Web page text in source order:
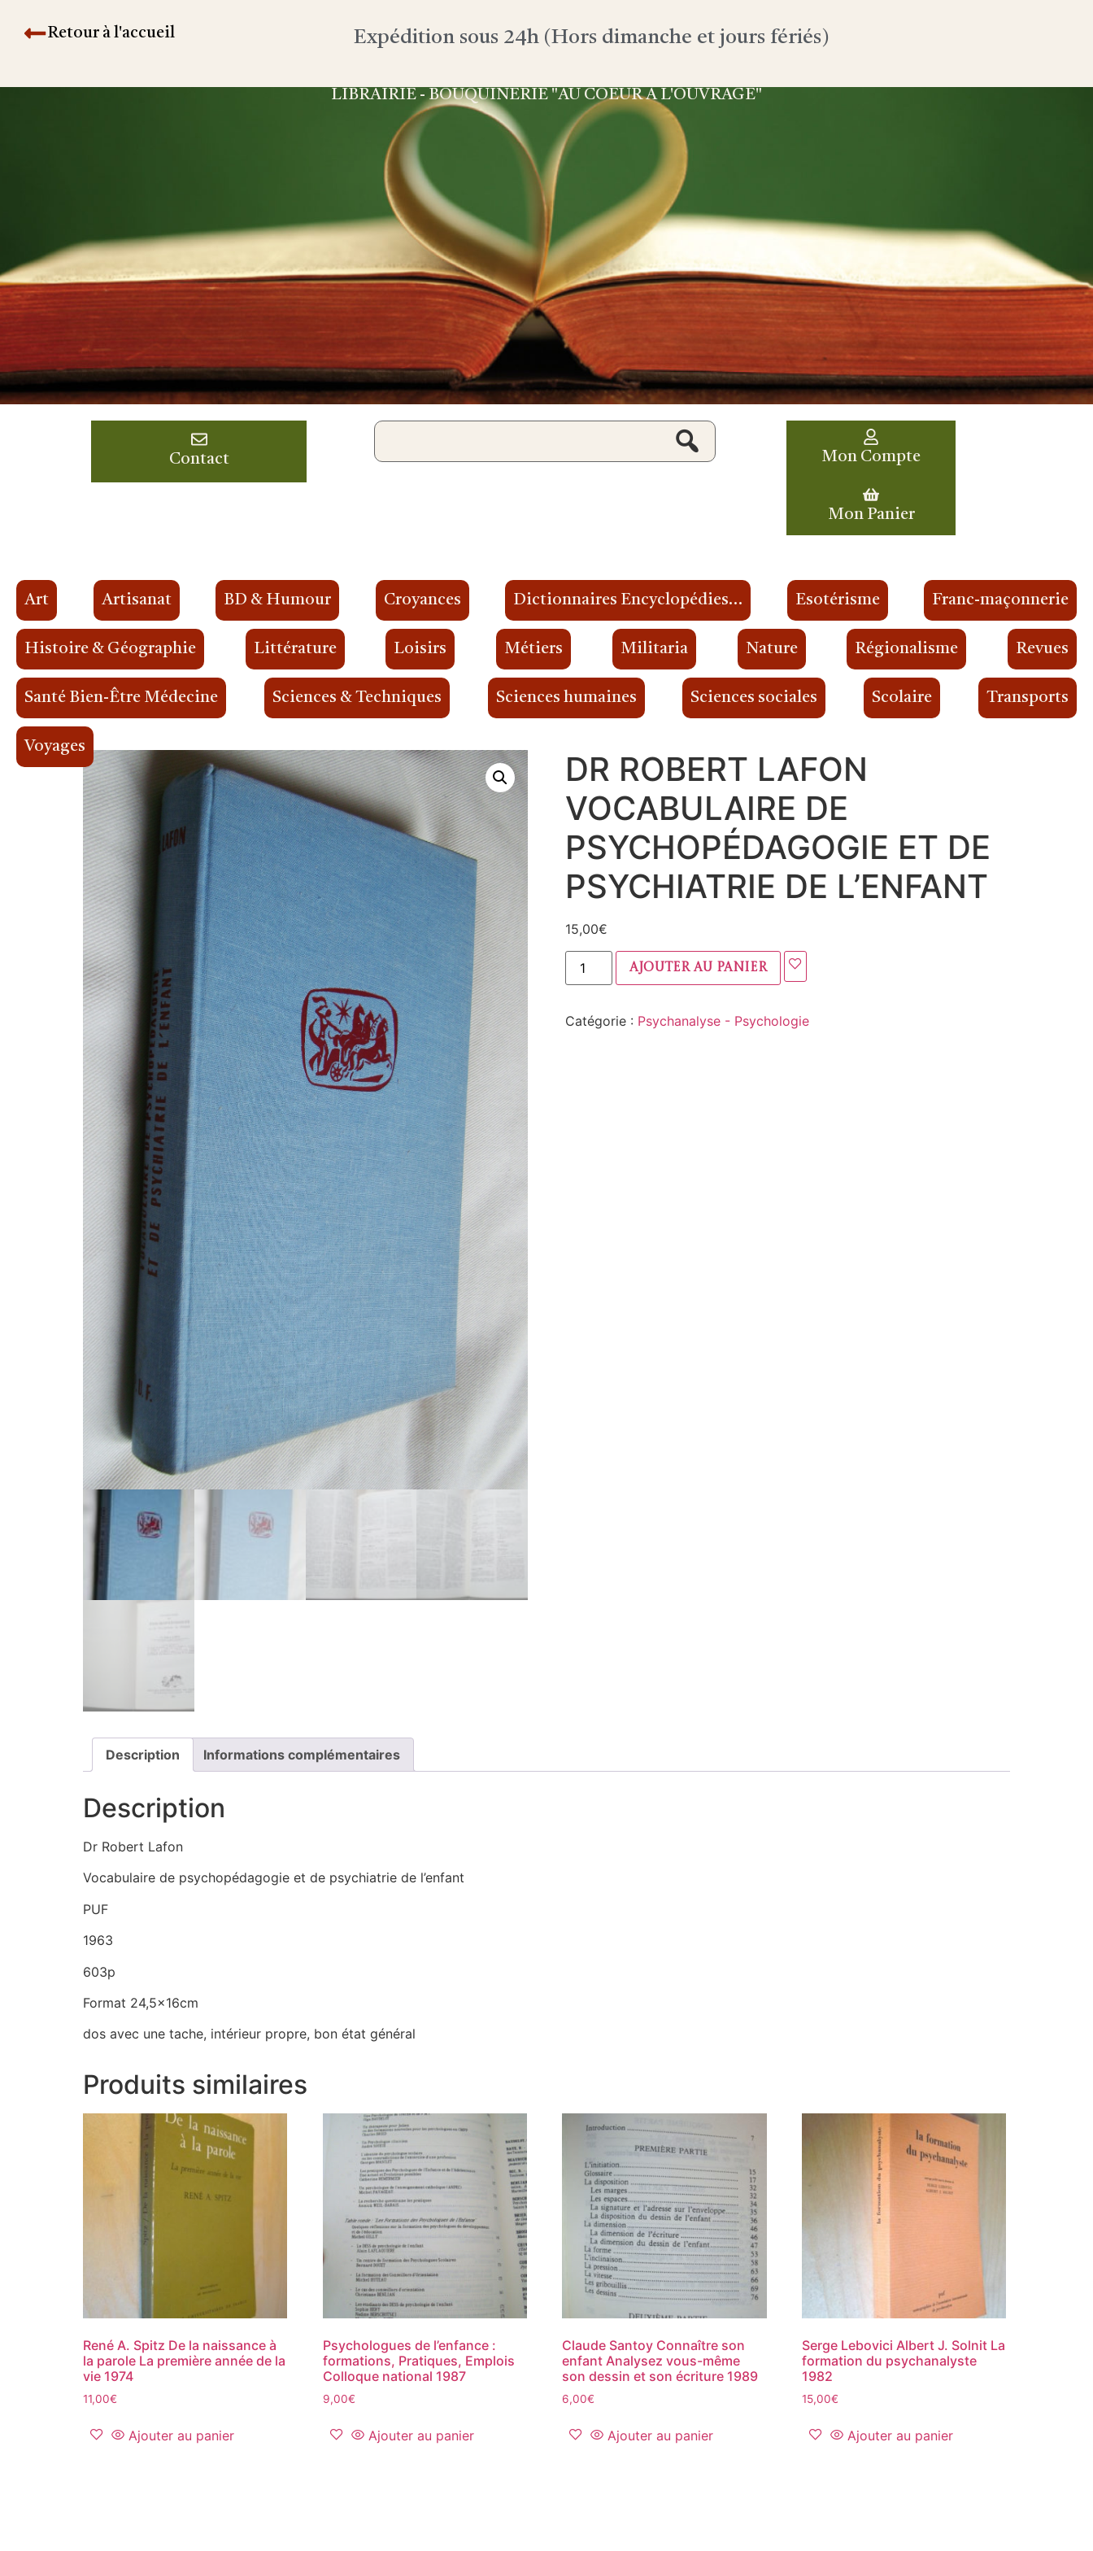
Retour à l'accueil Expédition sous 24h (Hors dimanche et jours fériés)
LIBRAIRIE - BOUQUINERIE "AU COEUR À L'OUVRAGE"
Contact Mon Compte
Mon Panier
Art Artisanat BD & Humour Croyances Dictionnaires Encyclopédies… Esotérisme Franc-maçonnerie
Histoire & Géographie Littérature Loisirs Métiers Militaria Nature Régionalisme Revues
Santé Bien-Être Médecine Sciences & Techniques Sciences humaines Sciences sociales Scolaire Transports
Voyages
DR ROBERT LAFON
VOCABULAIRE DE
PSYCHOPÉDAGOGIE ET DE
PSYCHIATRIE DE L’ENFANT
15,00€
Ajouter au panier
Catégorie : Psychanalyse - Psychologie
Description Informations complémentaires
Description
Dr Robert Lafon
Vocabulaire de psychopédagogie et de psychiatrie de l’enfant
PUF
1963
603p
Format 24,5x16cm
dos avec une tache, intérieur propre, bon état général
Produits similaires
René A. Spitz De la naissance à
la parole La première année de la
vie 1974
11,00€
Ajouter au panier
Psychologues de l’enfance :
formations, Pratiques, Emplois
Colloque national 1987
9,00€
Ajouter au panier
Claude Santoy Connaître son
enfant Analysez vous-même
son dessin et son écriture 1989
6,00€
Ajouter au panier
Serge Lebovici Albert J. Solnit La
formation du psychanalyste
1982
15,00€
Ajouter au panier